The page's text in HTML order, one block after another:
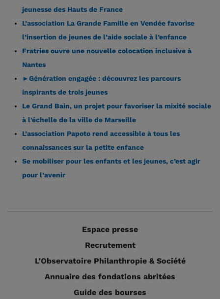
jeunesse des Hauts de France
L’association La Grande Famille en Vendée favorise
l’insertion de jeunes de l’aide sociale à l’enfance
Fratries ouvre une nouvelle colocation inclusive à
Nantes
►Génération engagée : découvrez les parcours
inspirants de trois jeunes
Le Grand Bain, un projet pour favoriser la mixité sociale
à l’échelle de la ville de Marseille
L’association Papoto rend accessible à tous les
connaissances sur la petite enfance
Se mobiliser pour les enfants et les jeunes, c’est agir
pour l’avenir
Espace presse
Recrutement
L'Observatoire Philanthropie & Société
Annuaire des fondations abritées
Guide des bourses